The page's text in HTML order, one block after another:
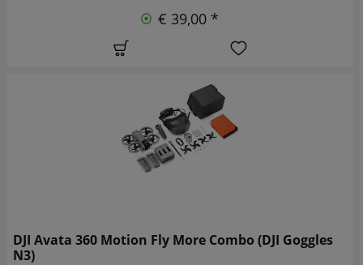
€ 39,00 *
DJI Avata 360 Motion Fly More Combo (DJI Goggles
N3)